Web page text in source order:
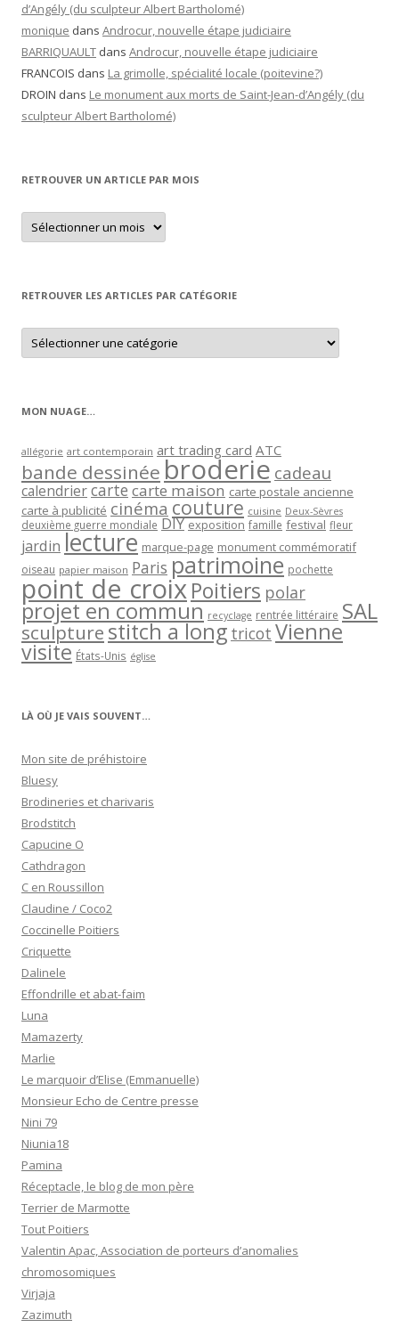
d’Angély (du sculpteur Albert Bartholomé)
monique dans Androcur, nouvelle étape judiciaire
BARRIQUAULT dans Androcur, nouvelle étape judiciaire
FRANCOIS dans La grimolle, spécialité locale (poitevine?)
DROIN dans Le monument aux morts de Saint-Jean-d’Angély (du
sculpteur Albert Bartholomé)
RETROUVER UN ARTICLE PAR MOIS
Retrouver
un
article
RETROUVER LES ARTICLES PAR CATÉGORIE
Retrouver
les
articles
MON NUAGE…
allégorie art contemporain art trading card ATC
bande dessinée broderie cadeau
calendriercartecarte maison carte postale ancienne
carte à publicité cinéma couture cuisine Deux-Sèvres
deuxième guerre mondiale DIY exposition famille festival fleur
jardin lecture marque-page monument commémoratif
oiseau papier maison Paris patrimoine pochette
point de croixPoitiers polar
projet en commun recyclage rentrée littéraire SAL
sculpturestitch a long tricot Vienne
visite États-Unis église
LÀ OÙ JE VAIS SOUVENT…
Mon site de préhistoire
Bluesy
Brodineries et charivaris
Brodstitch
Capucine O
Cathdragon
C en Roussillon
Claudine / Coco2
Coccinelle Poitiers
Criquette
Dalinele
Effondrille et abat-faim
Luna
Mamazerty
Marlie
Le marquoir d’Elise (Emmanuelle)
Monsieur Echo de Centre presse
Nini 79
Niunia18
Pamina
Réceptacle, le blog de mon père
Terrier de Marmotte
Tout Poitiers
Valentin Apac, Association de porteurs d’anomalies
chromosomiques
Virjaja
Zazimuth